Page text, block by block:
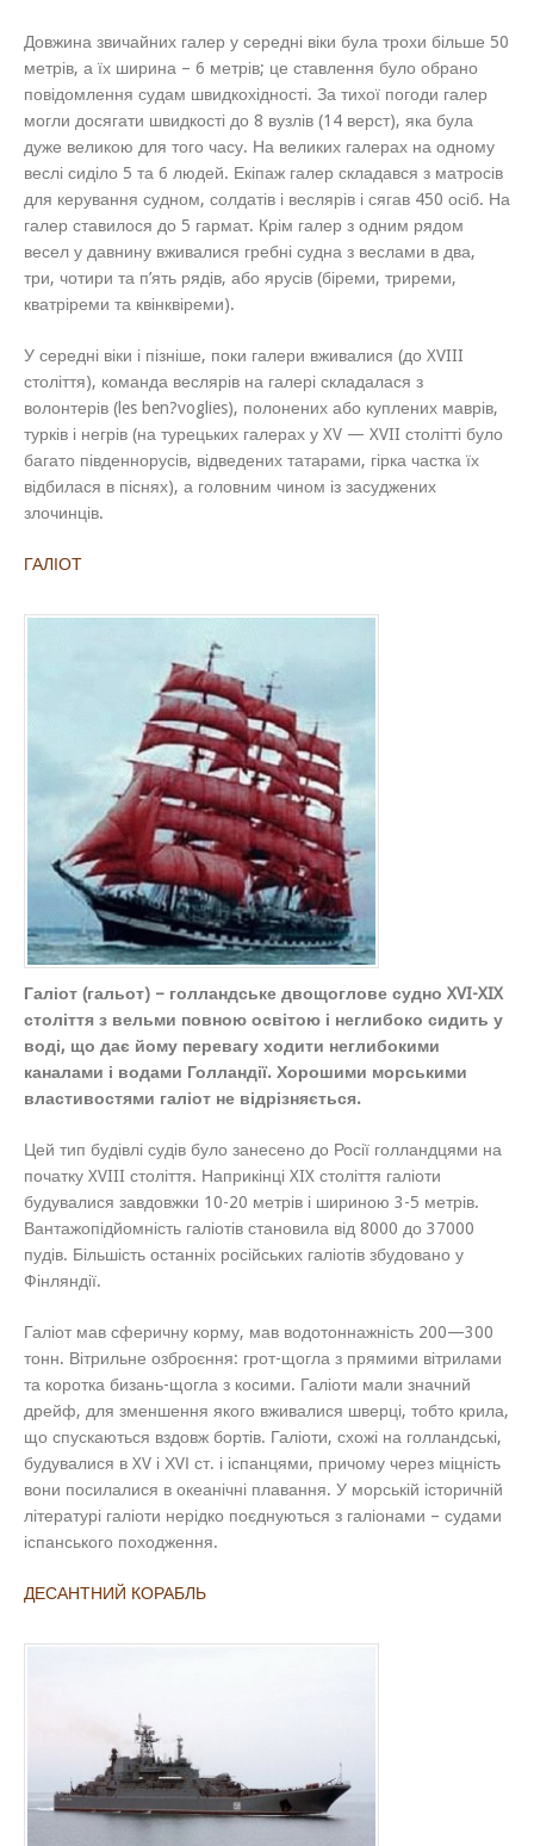
Довжина звичайних галер у середні віки була трохи більше 50
метрів, а їх ширина – 6 метрів; це ставлення було обрано
повідомлення судам швидкохідності. За тихої погоди галер
могли досягати швидкості до 8 вузлів (14 верст), яка була
дуже великою для того часу. На великих галерах на одному
веслі сиділо 5 та 6 людей. Екіпаж галер складався з матросів
для керування судном, солдатів і веслярів і сягав 450 осіб. На
галер ставилося до 5 гармат. Крім галер з одним рядом
весел у давнину вживалися гребні судна з веслами в два,
три, чотири та п’ять рядів, або ярусів (біреми, триреми,
кватріреми та квінквіреми).
У середні віки і пізніше, поки галери вживалися (до XVIII
століття), команда веслярів на галері складалася з
волонтерів (les ben?voglies), полонених або куплених маврів,
турків і негрів (на турецьких галерах у XV — XVII столітті було
багато південнорусів, відведених татарами, гірка частка їх
відбилася в піснях), а головним чином із засуджених
злочинців.
ГАЛІОТ
Галіот (гальот) – голландське двощоглове судно XVI-XIX
століття з вельми повною освітою і неглибоко сидить у
воді, що дає йому перевагу ходити неглибокими
каналами і водами Голландії. Хорошими морськими
властивостями галіот не відрізняється.
Цей тип будівлі судів було занесено до Росії голландцями на
початку XVIII століття. Наприкінці XIX століття галіоти
будувалися завдовжки 10-20 метрів і шириною 3-5 метрів.
Вантажопідйомність галіотів становила від 8000 до 37000
пудів. Більшість останніх російських галіотів збудовано у
Фінляндії.
Галіот мав сферичну корму, мав водотоннажність 200—300
тонн. Вітрильне озброєння: грот-щогла з прямими вітрилами
та коротка бизань-щогла з косими. Галіоти мали значний
дрейф, для зменшення якого вживалися шверці, тобто крила,
що спускаються вздовж бортів. Галіоти, схожі на голландські,
будувалися в XV і ХVІ ст. і іспанцями, причому через міцність
вони посилалися в океанічні плавання. У морській історичній
літературі галіоти нерідко поєднуються з галіонами – судами
іспанського походження.
ДЕСАНТНИЙ КОРАБЛЬ